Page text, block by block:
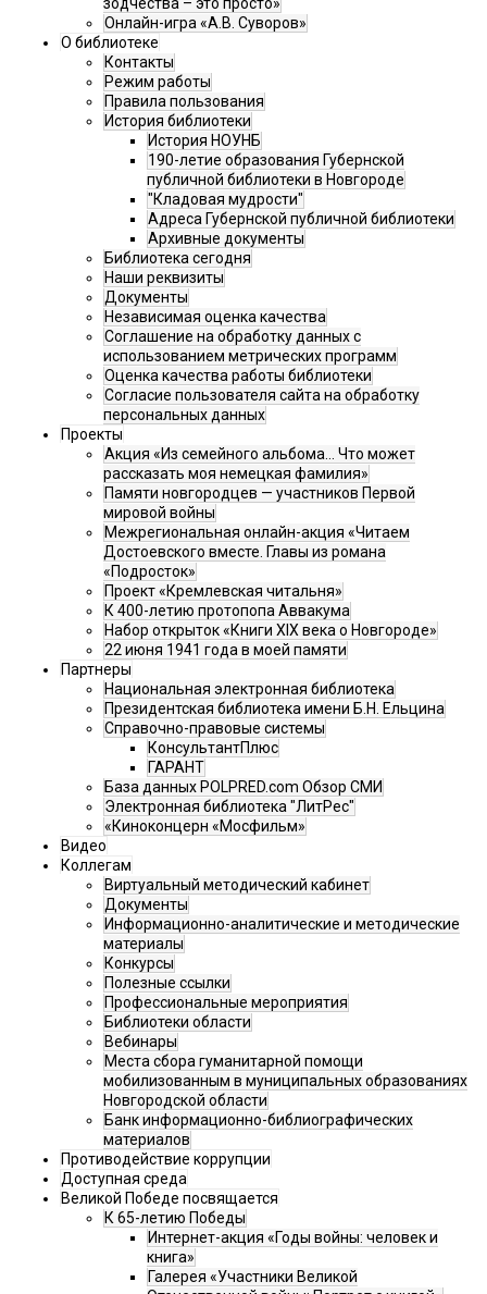
зодчества – это просто»
Онлайн-игра «А.В. Суворов»
О библиотеке
Контакты
Режим работы
Правила пользования
История библиотеки
История НОУНБ
190-летие образования Губернской
публичной библиотеки в Новгороде
"Кладовая мудрости"
Адреса Губернской публичной библиотеки
Архивные документы
Библиотека сегодня
Наши реквизиты
Документы
Независимая оценка качества
Соглашение на обработку данных с
использованием метрических программ
Оценка качества работы библиотеки
Согласие пользователя сайта на обработку
персональных данных
Проекты
Акция «Из семейного альбома... Что может
рассказать моя немецкая фамилия»
Памяти новгородцев — участников Первой
мировой войны
Межрегиональная онлайн-акция «Читаем
Достоевского вместе. Главы из романа
«Подросток»
Проект «Кремлевская читальня»
К 400-летию протопопа Аввакума
Набор открыток «Книги XIX века о Новгороде»
22 июня 1941 года в моей памяти
Партнеры
Национальная электронная библиотека
Президентская библиотека имени Б.Н. Ельцина
Справочно-правовые системы
КонсультантПлюс
ГАРАНТ
База данных POLPRED.com Обзор СМИ
Электронная библиотека "ЛитРес"
«Киноконцерн «Мосфильм»
Видео
Коллегам
Виртуальный методический кабинет
Документы
Информационно-аналитические и методические
материалы
Конкурсы
Полезные ссылки
Профессиональные мероприятия
Библиотеки области
Вебинары
Места сбора гуманитарной помощи
мобилизованным в муниципальных образованиях
Новгородской области
Банк информационно-библиографических
материалов
Противодействие коррупции
Доступная среда
Великой Победе посвящается
К 65-летию Победы
Интернет-акция «Годы войны: человек и
книга»
Галерея «Участники Великой